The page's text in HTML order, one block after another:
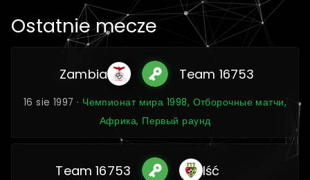
Ostatnie mecze
Zambia Team 16753
16 sie 1997 · Чемпионат мира 1998, Отборочные матчи,
Африка, Первый раунд
Team 16753 Iść